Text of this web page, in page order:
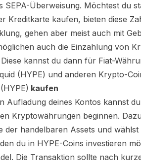
SEPA-Überweisung. Möchtest du
Kreditkarte kaufen, bieten diese
gehen aber meist auch mit
auch die Einzahlung von
kannst du dann für Fiat-
(HYPE) und anderen Krypto-
kaufen
Aufladung deines Kontos kannst
Kryptowährungen beginnen.
der handelbaren Assets und
du in HYPE-Coins investieren
Die Transaktion sollte nach